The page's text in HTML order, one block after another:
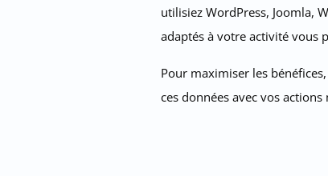
utilisiez WordPress, Joomla,
adaptés à votre activité vous
Pour maximiser les
ces données avec vos